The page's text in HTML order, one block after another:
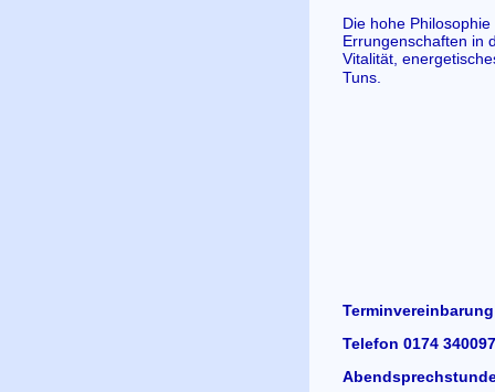
Die hohe
Errungenschaften in
Vitalität,
Tuns.
Telefon 0174